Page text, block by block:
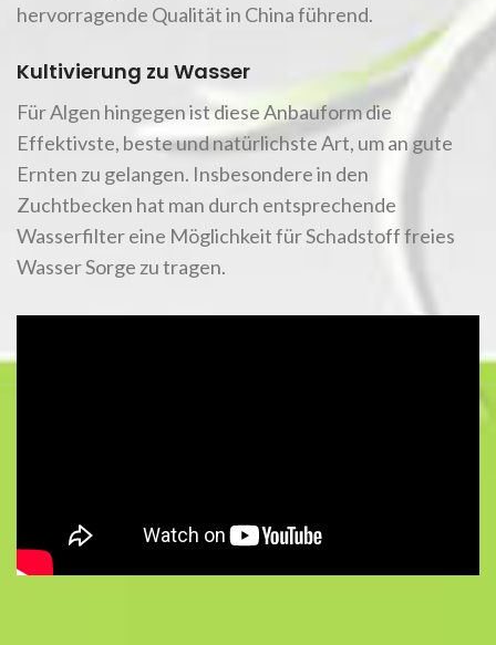
hervorragende Qualität in China führend.
Kultivierung zu Wasser
Für Algen hingegen ist diese Anbauform die
Effektivste, beste und natürlichste Art, um an gute
Ernten zu gelangen. Insbesondere in den
Zuchtbecken hat man durch entsprechende
Wasserfilter eine Möglichkeit für Schadstoff freies
Wasser Sorge zu tragen.